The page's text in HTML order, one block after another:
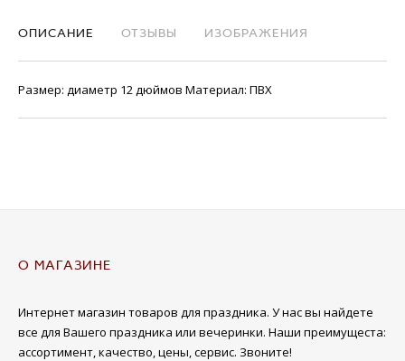
ОПИСАНИЕ ОТЗЫВЫ ИЗОБРАЖЕНИЯ
Размер: диаметр 12 дюймов Материал: ПВХ
О МАГАЗИНЕ
Интернет магазин товаров для праздника. У нас вы найдете
все для Вашего праздника или вечеринки. Наши преимущеста:
ассортимент, качество, цены, сервис. Звоните!